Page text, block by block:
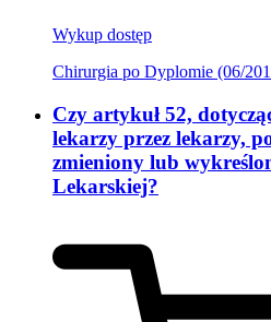
Wykup dostęp
Chirurgia po Dyplomie (06/
Czy artykuł 52,
lekarzy przez lekarzy,
zmieniony lub
Lekarskiej?